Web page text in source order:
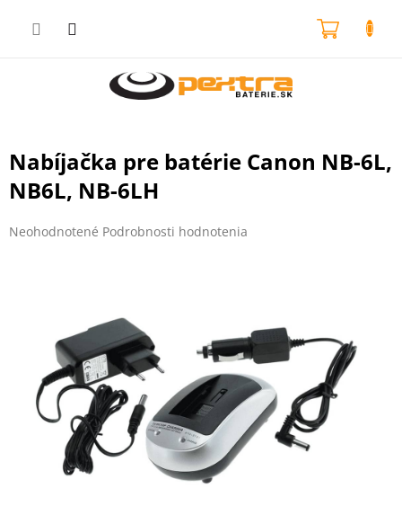
Nabíjačka pre batérie Canon NB-6L,
NB6L, NB-6LH
Priemerné
hviezdičiek.
Neohodnotené Podrobnosti hodnotenia